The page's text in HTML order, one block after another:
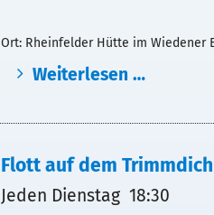
Ort: Rheinfelder Hütte im Wiedener
Weiterlesen …
Flott auf dem
Jeden Dienstag 18:30